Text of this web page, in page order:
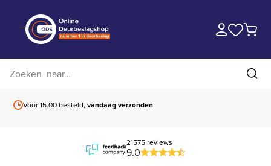
Vóór 15.00 besteld,vandaag verzonden
21575 reviews
9.0